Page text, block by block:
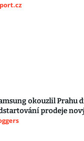
okouzlil Prahu
prodeje